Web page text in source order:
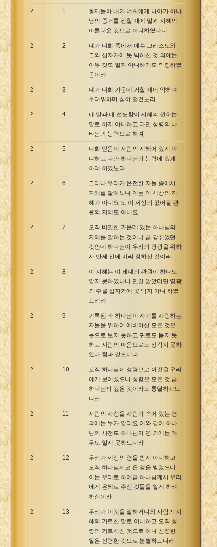
2 1
형제들아 내가 너희에게 나아가 하나
님의 증거를 전할 때에 말과 지혜의
아름다운 것으로 아니하였나니
2 2
내가 너희 중에서 예수 그리스도와
그의 십자가에 못 박히신 것 외에는
아무 것도 알지 아니하기로 작정하였
음이라
2 3
내가 너희 가운데 거할 때에 약하며
두려워하며 심히 떨었노라
2 4
내 말과 내 전도함이 지혜의 권하는
말로 하지 아니하고 다만 성령의 나
타남과 능력으로 하여
2 5
너희 믿음이 사람의 지혜에 있지 아
니하고 다만 하나님의 능력에 있게
하려 하였노라
2 6
그러나 우리가 온전한 자들 중에서
지혜를 말하노니 이는 이 세상의 지
혜가 아니요 또 이 세상의 없어질 관
원의 지혜도 아니요
2 7
오직 비밀한 가운데 있는 하나님의
지혜를 말하는 것이니 곧 감취었던
것인데 하나님이 우리의 영광을 위하
사 만세 전에 미리 정하신 것이라
2 8
이 지혜는 이 세대의 관원이 하나도
알지 못하였나니 만일 알았더면 영광
의 주를 십자가에 못 박지 아니 하였
으리라
2 9
기록된 바 하나님이 자기를 사랑하는
자들을 위하여 예비하신 모든 것은
눈으로 보지 못하고 귀로도 듣지 못
하고 사람의 마음으로도 생각지 못하
였다 함과 같으니라
2 10
오직 하나님이 성령으로 이것을 우리
에게 보이셨으니 성령은 모든 것 곧
하나님의 깊은 것이라도 통달하시느
니라
2 11
사람의 사정을 사람의 속에 있는 영
외에는 누가 알리요 이와 같이 하나
님의 사정도 하나님의 영 외에는 아
무도 알지 못하느니라
2 12
우리가 세상의 영을 받지 아니하고
오직 하나님께로 온 영을 받았으니
이는 우리로 하여금 하나님께서 우리
에게 은혜로 주신 것들을 알게 하려
하심이라
2 13
우리가 이것을 말하거니와 사람의 지
혜의 가르친 말로 아니하고 오직 성
령의 가르치신 것으로 하니 신령한
일은 신령한 것으로 분별하느니라